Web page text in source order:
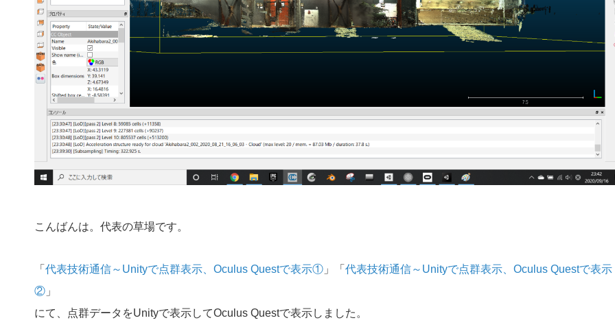
こんばんは。代表の草場です。
「 代表技術通信～Unityで点群表示、Oculus Questで表示① 」「 代表技術通信～Unityで点群表示、Oculus Questで表示
② 」
にて、点群データをUnityで表示してOculus Questで表示しました。